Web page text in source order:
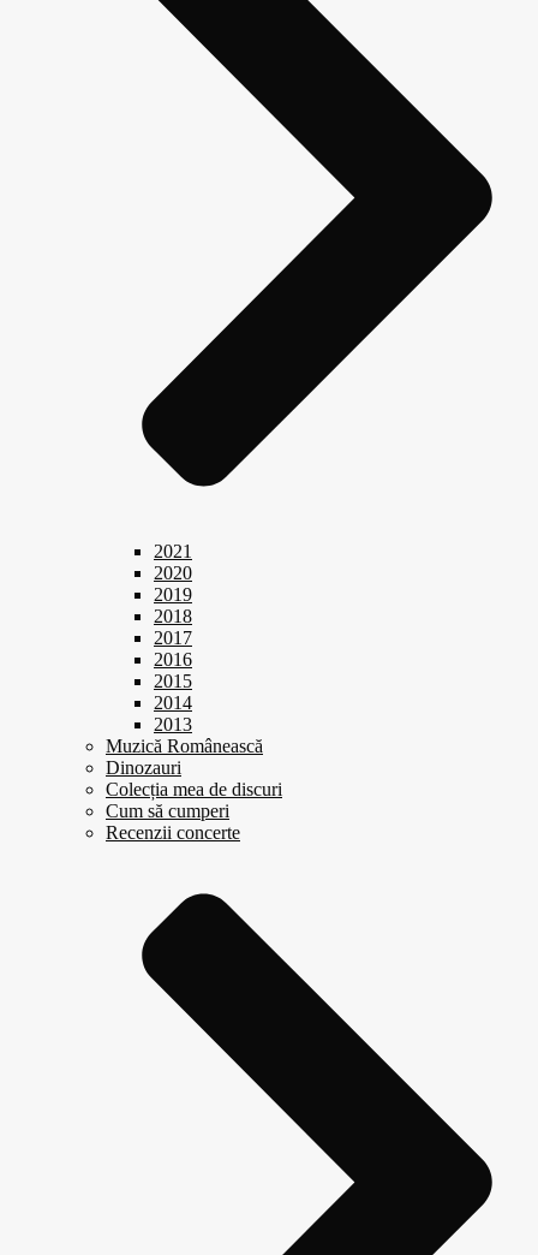
2021
2020
2019
2018
2017
2016
2015
2014
2013
Muzică Românească
Dinozauri
Colecția mea de discuri
Cum să cumperi
Recenzii concerte